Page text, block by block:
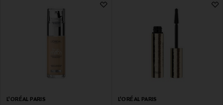
L'ORÉAL PARIS
L'ORÉAL PARIS